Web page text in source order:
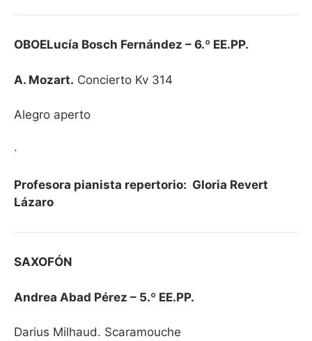
OBOELucía Bosch Fernández – 6.º EE.PP.
A. Mozart. Concierto Kv 314
Alegro aperto
·
Profesora pianista repertorio: Gloria Revert
Lázaro
SAXOFÓN
Andrea Abad Pérez – 5.º EE.PP.
Darius Milhaud. Scaramouche